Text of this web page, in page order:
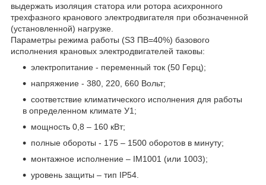
выдержать изоляция статора или ротора асихронного
трехфазного кранового электродвигателя при обозначенной
(установленной) нагрузке.
Параметры режима работы (S3 ПВ=40%) базового
исполнения крановых электродвигателей таковы:
электропитание - переменный ток (50 Герц);
напряжение - 380, 220, 660 Вольт;
соответствие климатического исполнения для работы
в определенном климате У1;
мощность 0,8 – 160 кВт;
полные обороты - 175 – 1500 оборотов в минуту;
монтажное исполнение – ІМ1001 (или 1003);
уровень защиты – тип IP54.